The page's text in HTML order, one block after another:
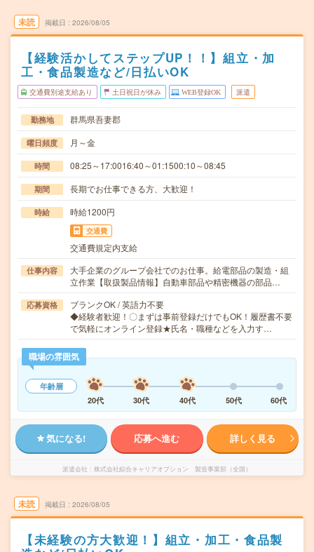
未読 掲載日 2026/08/05
【経験活かしてステップUP！！】組立・加
工・食品製造など/日払いOK
交通費別途支給あり 土日祝日が休み WEB登録OK 派遣
勤務地 群馬県吾妻郡
曜日頻度 月～金
時間 08:25～17:0016:40～01:1500:10～08:45
期間 長期でお仕事できる方、大歓迎！
時給 時給1200円
交通費
交通費規定内支給
仕事内容
大手企業のグループ会社でのお仕事。給電部品の製造・組
立作業【取扱製品情報】自動車部品や精密機器の部品…
応募資格
ブランクOK / 英語力不要
◆経験者歓迎！〇まずは事前登録だけでもOK！履歴書不要
で気軽にオンライン登録★氏名・職種などを入力す…
職場の雰囲気
年齢層
20代
30代 40代 50代 60代
気になる! 応募へ進む 詳しく見る
派遣会社 株式会社綜合キャリアオプション 製造事業部（全国）
未読 掲載日 2026/08/05
【未経験の方大歓迎！】組立・加工・食品製